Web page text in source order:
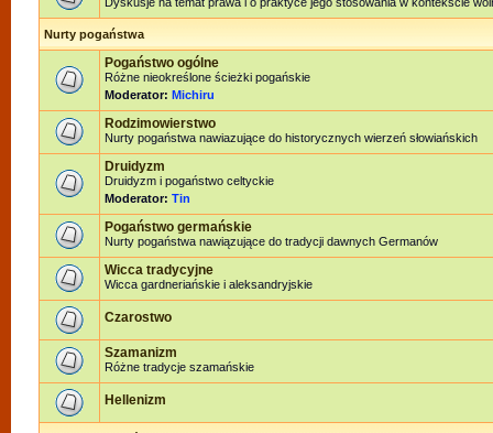
Nurty pogaństwa
Pogaństwo ogólne
Różne nieokreślone ścieżki pogańskie
Moderator: Michiru
Rodzimowierstwo
Nurty pogaństwa nawiazujące do historycznych wierzeń słowiańskich
Druidyzm
Druidyzm i pogaństwo celtyckie
Moderator: Tin
Pogaństwo germańskie
Nurty pogaństwa nawiązujące do tradycji dawnych Germanów
Wicca tradycyjne
Wicca gardneriańskie i aleksandryjskie
Czarostwo
Szamanizm
Różne tradycje szamańskie
Hellenizm